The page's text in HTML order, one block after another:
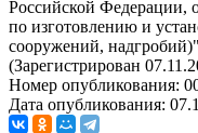
Российской Федерации,
по изготовлению и
сооружений, надгробий)"
(Зарегистрирован
Номер опубликования:
Дата опубликования: